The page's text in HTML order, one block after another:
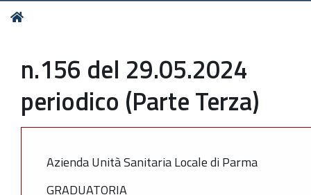
Tu
n.156 del 29.05.2024
periodico (Parte Terza)
Azienda Unità Sanitaria Locale di Parma
GRADUATORIA